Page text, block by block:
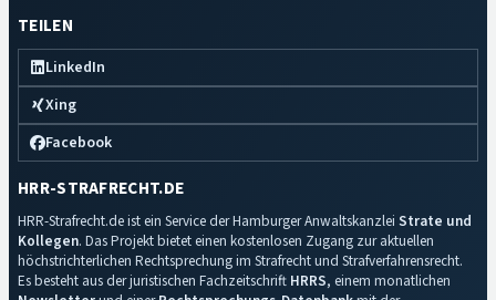
TEILEN
LinkedIn
Xing
Facebook
HRR-STRAFRECHT.DE
HRR-Strafrecht.de ist ein Service der Hamburger Anwaltskanzlei Strate und
Kollegen. Das Projekt bietet einen kostenlosen Zugang zur aktuellen
höchstrichterlichen Rechtsprechung im Strafrecht und Strafverfahrensrecht.
Es besteht aus der juristischen Fachzeitschrift HRRS, einem monatlichen